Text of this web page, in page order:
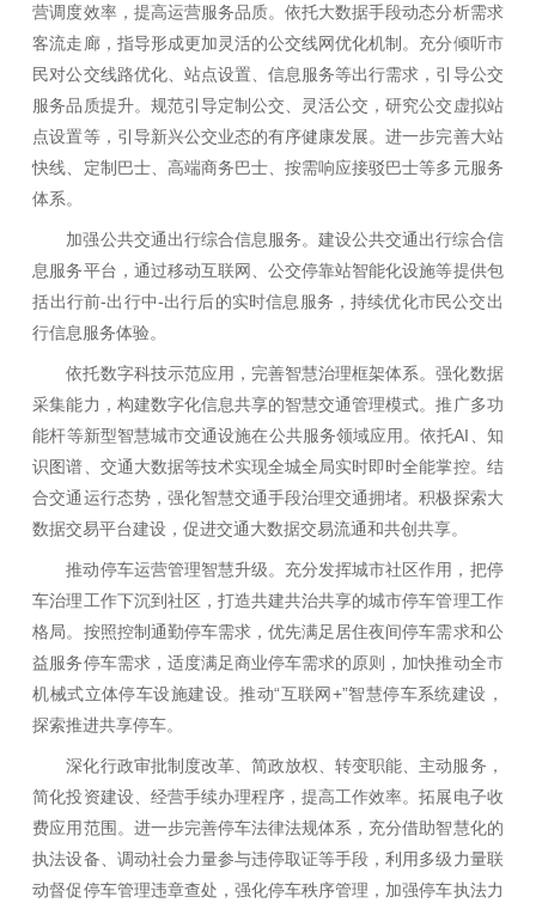
营调度效率，提高运营服务品质。依托大数据手段动态分析需求
客流走廊，指导形成更加灵活的公交线网优化机制。充分倾听市
民对公交线路优化、站点设置、信息服务等出行需求，引导公交
服务品质提升。规范引导定制公交、灵活公交，研究公交虚拟站
点设置等，引导新兴公交业态的有序健康发展。进一步完善大站
快线、定制巴士、高端商务巴士、按需响应接驳巴士等多元服务
体系。
加强公共交通出行综合信息服务。建设公共交通出行综合信
息服务平台，通过移动互联网、公交停靠站智能化设施等提供包
括出行前-出行中-出行后的实时信息服务，持续优化市民公交出
行信息服务体验。
依托数字科技示范应用，完善智慧治理框架体系。强化数据
采集能力，构建数字化信息共享的智慧交通管理模式。推广多功
能杆等新型智慧城市交通设施在公共服务领域应用。依托AI、知
识图谱、交通大数据等技术实现全城全局实时即时全能掌控。结
合交通运行态势，强化智慧交通手段治理交通拥堵。积极探索大
数据交易平台建设，促进交通大数据交易流通和共创共享。
推动停车运营管理智慧升级。充分发挥城市社区作用，把停
车治理工作下沉到社区，打造共建共治共享的城市停车管理工作
格局。按照控制通勤停车需求，优先满足居住夜间停车需求和公
益服务停车需求，适度满足商业停车需求的原则，加快推动全市
机械式立体停车设施建设。推动“互联网+”智慧停车系统建设，
探索推进共享停车。
深化行政审批制度改革、简政放权、转变职能、主动服务，
简化投资建设、经营手续办理程序，提高工作效率。拓展电子收
费应用范围。进一步完善停车法律法规体系，充分借助智慧化的
执法设备、调动社会力量参与违停取证等手段，利用多级力量联
动督促停车管理违章查处，强化停车秩序管理，加强停车执法力